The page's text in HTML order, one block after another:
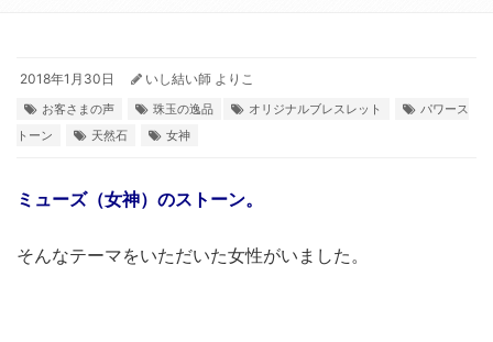
2018年1月30日 いし結い師 よりこ
お客さまの声 珠玉の逸品 オリジナルブレスレット
パワース
トーン
天然石 女神
ミューズ（女神）のストーン。
そんなテーマをいただいた女性がいました。